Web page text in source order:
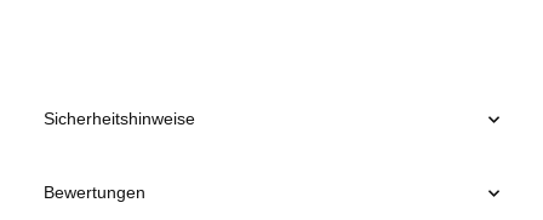
Sicherheitshinweise
Bewertungen